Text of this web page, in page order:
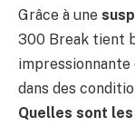
Grâce à une
300 Break tient
dans des
Quelles sont